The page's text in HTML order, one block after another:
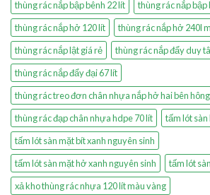
thùng rác nắp bập bênh 22 lít
thùng rác nắp bập
thùng rác nắp hở 120 lít
thùng rác nắp hở 240l
thùng rác nắp lật giá rẻ
thùng rác nắp đẩy duy
thùng rác nắp đẩy đại 67 lít
thùng rác treo đơn chân nhựa nắp hở hai bên hông
thùng rác đạp chân nhựa hdpe 70 lít
tấm lót
tấm lót sàn mặt bít xanh nguyên sinh
tấm lót sàn mặt hở xanh nguyên sinh
tấm lót
xả kho thùng rác nhựa 120 lít màu vàng